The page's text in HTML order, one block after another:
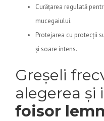
Curățarea regulată
mucegaiului.
Protejarea cu protecții
și soare intens.
Greșeli
alegerea și
foisor